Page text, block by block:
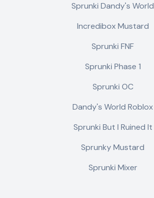
Sprunki Dandy's World
Incredibox Mustard
Sprunki FNF
Sprunki Phase 1
Sprunki OC
Dandy's World Roblox
Sprunki But I Ruined It
Sprunky Mustard
Sprunki Mixer